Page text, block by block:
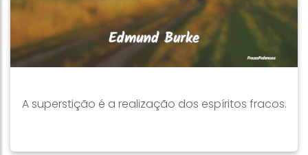
A superstição é a realização dos espíritos fracos.